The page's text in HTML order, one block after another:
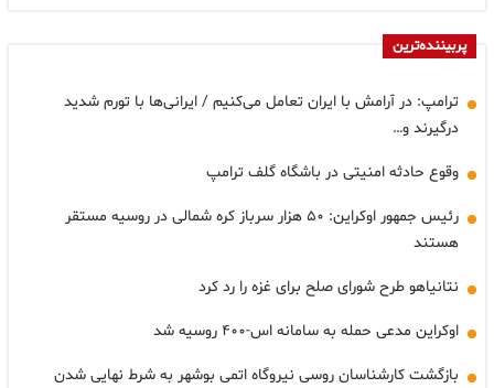
پربیننده‌ترین
ترامپ: در آرامش با ایران تعامل می‌کنیم / ایرانی‌ها با تورم شدید
درگیرند و…
وقوع حادثه امنیتی در باشگاه گلف ترامپ
رئیس جمهور اوکراین: ۵۰ هزار سرباز کره شمالی در روسیه مستقر
هستند
نتانیاهو طرح شورای صلح برای غزه را رد کرد
اوکراین مدعی حمله به سامانه اس-۴۰۰ روسیه شد
بازگشت کارشناسان روسی نیروگاه اتمی بوشهر به شرط نهایی شدن